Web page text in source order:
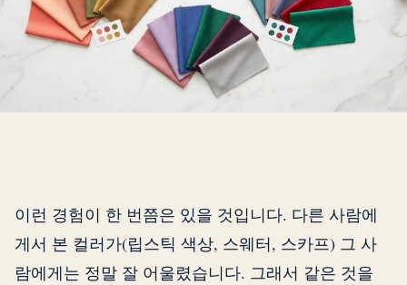
이런 경험이 한 번쯤은 있을 것입니다. 다른 사람에
게서 본 컬러가(립스틱 색상, 스웨터, 스카프) 그 사
람에게는 정말 잘 어울렸습니다. 그래서 같은 것을